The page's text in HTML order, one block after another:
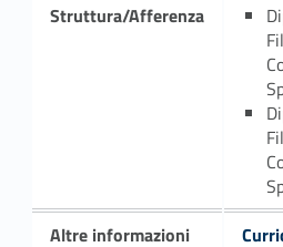
Struttura/Afferenza
Altre informazioni